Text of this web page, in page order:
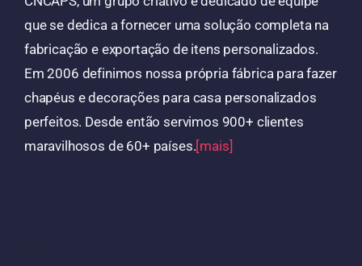
que se dedica a fornecer uma solução completa na
fabricação e exportação de itens personalizados.
Em 2006 definimos nossa própria fábrica para fazer
chapéus e decorações para casa personalizados
perfeitos. Desde então servimos 900+ clientes
maravilhosos de 60+ países.[mais]